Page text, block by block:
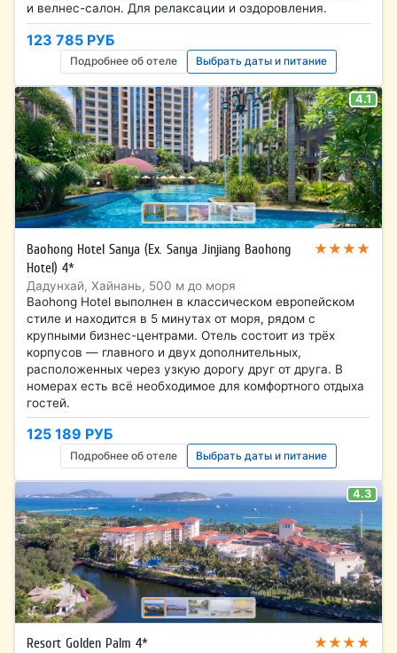
и велнес-салон. Для релаксации и оздоровления.
123 785 РУБ
Подробнее об отеле Выбрать даты и питание
4.1
Baohong Hotel Sanya (Ex. Sanya Jinjiang Baohong
Hotel) 4*
★★★★
Дадунхай, Хайнань, 500 м до моря
Baohong Hotel выполнен в классическом европейском
стиле и находится в 5 минутах от моря, рядом с
крупными бизнес-центрами. Отель состоит из трёх
корпусов — главного и двух дополнительных,
расположенных через узкую дорогу друг от друга. В
номерах есть всё необходимое для комфортного отдыха
гостей.
125 189 РУБ
Подробнее об отеле Выбрать даты и питание
4.3
Resort Golden Palm 4* ★★★★